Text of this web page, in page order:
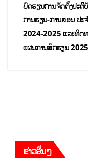
ບົດຮຽນການຈັດຕັ້ງປະ
ການຮຽນ-ການສອນ ປະ
2024-2025 ແລະທິດທ
ແຜນການສົກຮຽນ
ຂ່າວອື່ນໆ